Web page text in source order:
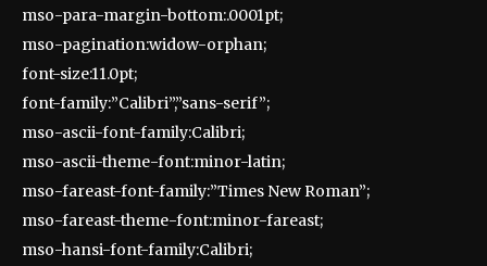
mso-para-margin-bottom:.0001pt;
mso-pagination:widow-orphan;
font-size:11.0pt;
font-family:”Calibri”,”sans-serif”;
mso-ascii-font-family:Calibri;
mso-ascii-theme-font:minor-latin;
mso-fareast-font-family:”Times New Roman”;
mso-fareast-theme-font:minor-fareast;
mso-hansi-font-family:Calibri;